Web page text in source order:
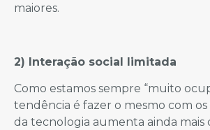
maiores.
2) Interação social limitada
Como estamos sempre “muito
tendência é fazer o mesmo com os
da tecnologia aumenta ainda mais